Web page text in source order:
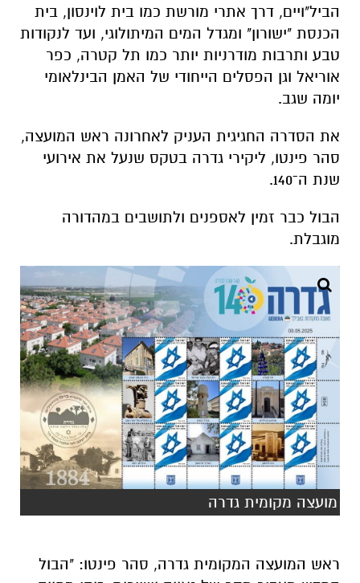
הביל"ויים, דרך אתרי מורשת כמו בית לוינסון, בית
הכנסת "ישורון" ומגדל המים המיתולוגי, ועד לנקודות
טבע ותרבות מודרניות יותר כמו תל קטרה, כפר
אוריאל וגן הפסלים הייחודי של האמן הבינלאומי
יומה שגב.
את הסדרה החגיגית העניק לאחרונה ראש המועצה,
סהר פינטו, ליקירי גדרה בטקס שנעל את אירועי
שנת ה־140.
הבול כבר זמין לאספנים ולתושבים במהדורה
מוגבלת.
מועצה מקומית גדרה
ראש המועצה המקומית גדרה, סהר פינטו: "הבול